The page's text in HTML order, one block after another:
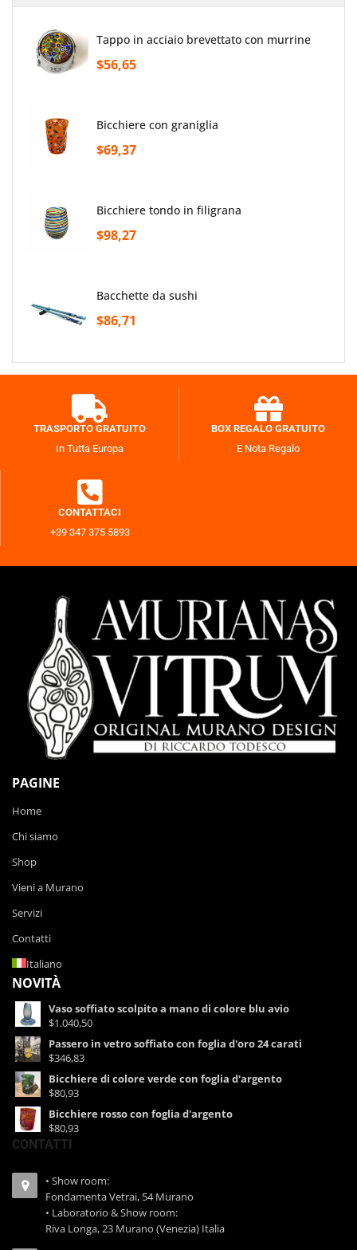
tappo in acciaio brevettato con murrine
$56,65
bicchiere con graniglia
$69,37
bicchiere tondo in filigrana
$98,27
bacchette da sushi
$86,71
TRASPORTO GRATUITO
In Tutta Europa
BOX REGALO GRATUITO
E Nota Regalo
CONTATTACI
+39 347 375 5893
PAGINE
Home
Chi siamo
Shop
Vieni a Murano
Servizi
Contatti
Italiano
NOVITÀ
Vaso soffiato scolpito a mano di colore blu avio
$1.040,50
Passero in vetro soffiato con foglia d'oro 24 carati
$346,83
Bicchiere di colore verde con foglia d'argento
$80,93
Bicchiere rosso con foglia d'argento
$80,93
CONTATTI
• Show room:
Fondamenta Vetrai, 54 Murano
• Laboratorio & Show room:
Riva Longa, 23 Murano (Venezia) Italia